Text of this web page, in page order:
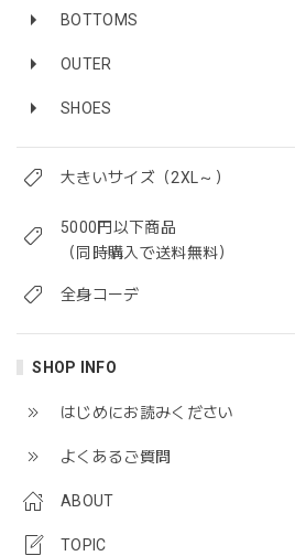
BOTTOMS
OUTER
SHOES
大きいサイズ（2XL～）
5000円以下商品
（同時購入で送料無料）
全身コーデ
SHOP INFO
はじめにお読みください
よくあるご質問
ABOUT
TOPIC